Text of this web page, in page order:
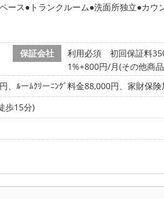
ース トランクルーム 洗面所独立 カウ
保証会社
利用必須 初回保証料
1%+800円/月(その他商
、ﾙーﾑｸﾘーﾆﾝｸﾞ料金88,000円、家財保
歩15分)